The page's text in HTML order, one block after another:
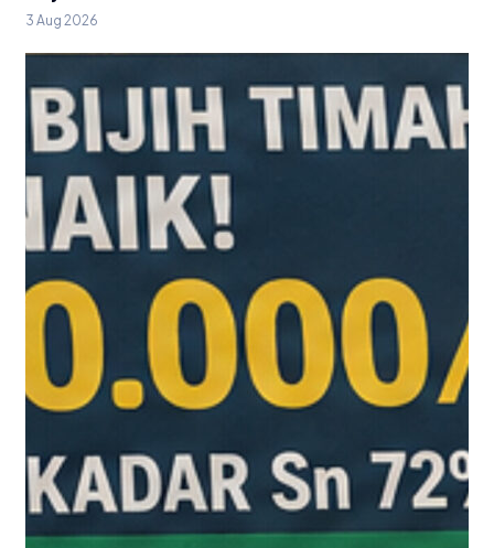
3 Aug 2026